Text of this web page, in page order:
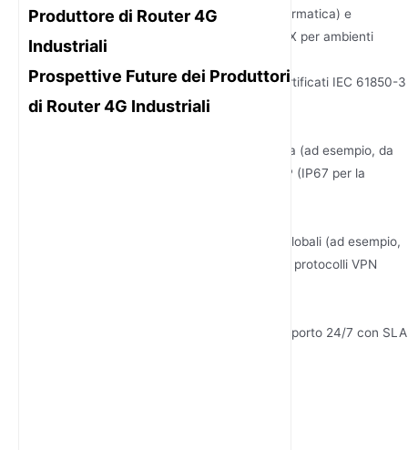
Produttore di Router 4G
Industriali
Prospettive Future dei Produttori
di Router 4G Industriali
della qualità), IEC 62443 (sicurezza informatica) e
specifiche del settore (ad esempio, ATEX per ambienti
Esempio: I router di Junhaoyue sono certificati IEC 61850-3
per le sottostazioni elettriche.
Verifica il range di temperatura operativa (ad esempio, da
-40°C a 75°C) e il grado di protezione IP (IP67 per la
Assicurati il supporto per le bande LTE globali (ad esempio,
Band 28 per APAC, Band 20 per l'UE) e i protocolli VPN
Dai priorità ai produttori che offrono supporto 24/7 con SLA